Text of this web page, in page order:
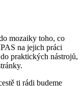
mozaiky toho, co
na jejich práci
praktických nástrojů,
ti rádi budeme